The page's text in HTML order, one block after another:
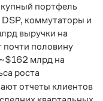
портфель
коммутаторы и
выручки на
почти половину
млрд на
роста
отчеты клиентов